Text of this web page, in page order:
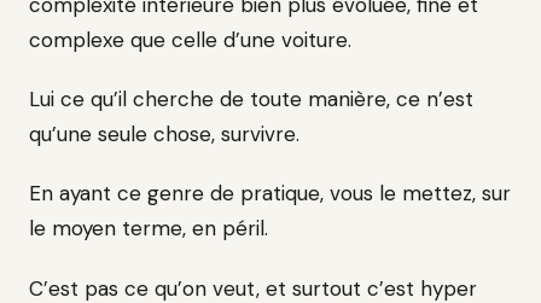
complexe que celle d’une voiture.
Lui ce qu’il cherche de toute manière, ce n’est
qu’une seule chose, survivre.
En ayant ce genre de pratique, vous le mettez, sur
le moyen terme, en péril.
C’est pas ce qu’on veut, et surtout c’est hyper